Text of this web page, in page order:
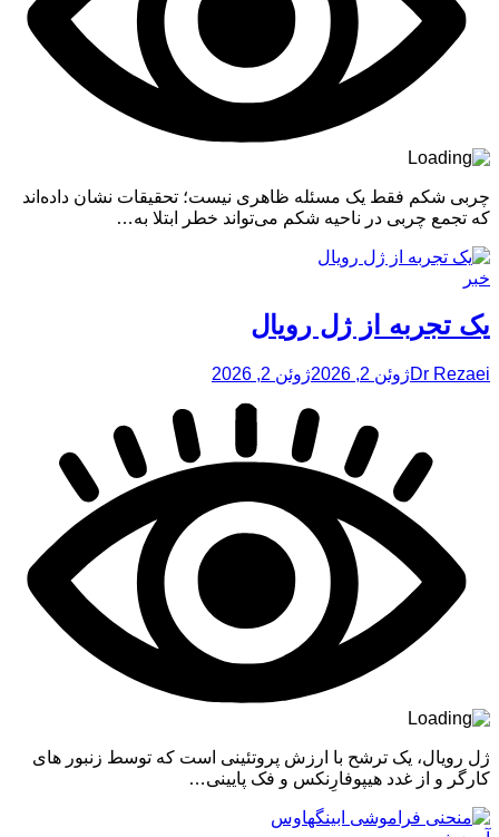
چربی شکم فقط یک مسئله ظاهری نیست؛ تحقیقات نشان داده‌اند
که تجمع چربی در ناحیه شکم می‌تواند خطر ابتلا به…
خبر
یک تجربه از ژل رویال
Dr Rezaeiژوئن 2, 2026 ژوئن 2, 2026
ژل رویال، یک ترشح با ارزش پروتئینی است که توسط زنبور های
کارگر و از غدد هیپوفارِنکس و فک پایینی…